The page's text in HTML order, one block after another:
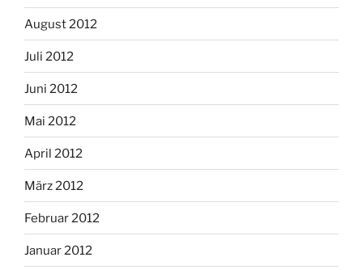
August 2012
Juli 2012
Juni 2012
Mai 2012
April 2012
März 2012
Februar 2012
Januar 2012